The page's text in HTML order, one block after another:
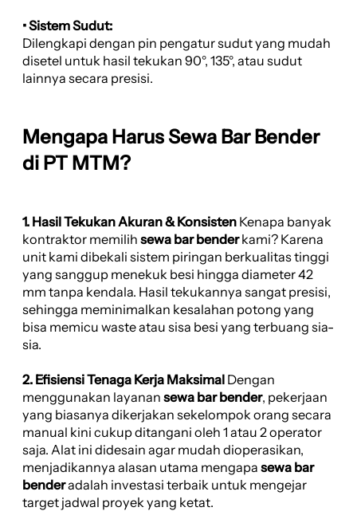
• Sistem Sudut:
Dilengkapi dengan pin pengatur sudut yang mudah
disetel untuk hasil tekukan 90°, 135°, atau sudut
lainnya secara presisi.
Mengapa Harus Sewa Bar Bender
di PT MTM?
1. Hasil Tekukan Akuran & Konsisten Kenapa banyak
kontraktor memilih sewa bar benderkami? Karena
unit kami dibekali sistem piringan berkualitas tinggi
yang sanggup menekuk besi hingga diameter 42
mm tanpa kendala. Hasil tekukannya sangat presisi,
sehingga meminimalkan kesalahan potong yang
bisa memicu waste atau sisa besi yang terbuang sia-
sia.
2. Efisiensi Tenaga Kerja Maksimal Dengan
menggunakan layanan sewa bar bender, pekerjaan
yang biasanya dikerjakan sekelompok orang secara
manual kini cukup ditangani oleh 1 atau 2 operator
saja. Alat ini didesain agar mudah dioperasikan,
menjadikannya alasan utama mengapa sewa bar
benderadalah investasi terbaik untuk mengejar
target jadwal proyek yang ketat.